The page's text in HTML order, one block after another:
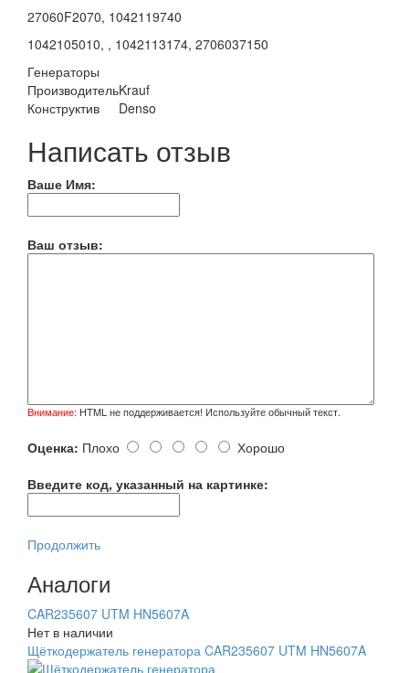
27060F2070, 1042119740
1042105010, , 1042113174, 2706037150
Генераторы
ПроизводительKrauf
Конструктив
Denso
Написать отзыв
Ваше Имя:
Ваш отзыв:
Внимание: HTML не поддерживается! Используйте обычный текст.
Оценка: Плохо
Хорошо
Введите код, указанный на картинке:
Продолжить
Аналоги
CAR235607 UTM HN5607A
Нет в наличии
Щёткодержатель генератора CAR235607 UTM HN5607A